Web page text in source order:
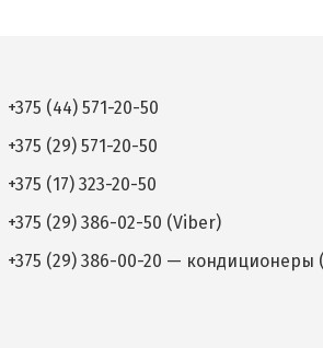
+375 (44) 571-20-50
+375 (29) 571-20-50
+375 (17) 323-20-50
+375 (29) 386-02-50 (Viber)
+375 (29) 386-00-20 — кондиционеры